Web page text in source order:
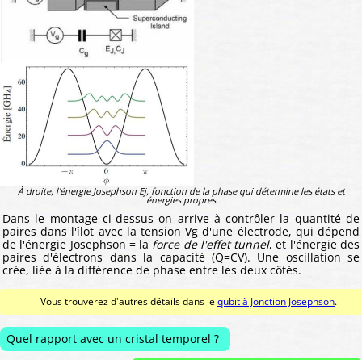
À droite, l'énergie Josephson Ej, fonction de la phase qui détermine les états et
énergies propres
Dans le montage ci-dessus on arrive à contrôler la quantité de
paires dans l'îlot avec la tension Vg d'une électrode, qui dépend
de l'énergie Josephson = la force de l'effet tunnel, et l'énergie des
paires d'électrons dans la capacité (Q=CV). Une oscillation se
crée, liée à la différence de phase entre les deux côtés.
Vous trouverez d'autres détails dans lequbit à Jonction Josephson.
Quel rapport avec un cristal temporel ?